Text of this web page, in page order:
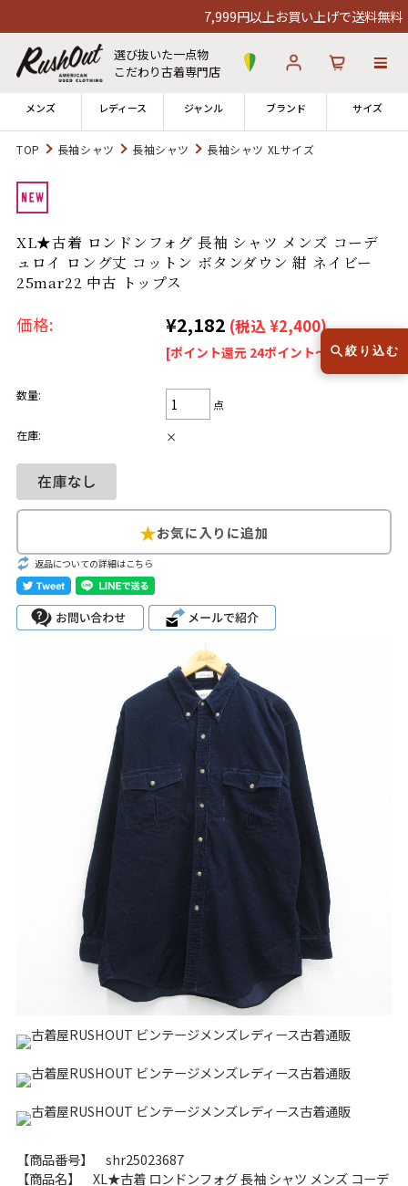
7,999円以上お買い上げで送料無料！12
選び抜いた一点物
こだわり古着専門店
メンズ レディース ジャンル ブランド サイズ
店舗一覧
全国7店舗・公式通販の比較 →
※対応不可：日祝、長期休暇、セール
Search by Hotword 今週のHOTワード（7/29〜8/4）
1 Tシャツ USA製
Search by Brandブランドから探す
チャンピオン
パタゴニア
カーハート ディッキーズ
アディダス ナイキ
リーバイス ラッセル・アスレ
チック
タ行
ラ行
Search by Itemアイテムから探す
ジャケット スウェット セーター
長袖シャツ 半袖シャツ Tシャツ
雑貨/小物
TOP 長袖シャツ 長袖シャツ 長袖シャツ XLサイズ
XL★古着 ロンドンフォグ 長袖 シャツ メンズ コーデ
ュロイ ロング丈 コットン ボタンダウン 紺 ネイビー
25mar22 中古 トップス
価格: ¥2,182 (税込 ¥2,400)
[ポイント還元 24ポイント～]
数量:
点
在庫:
×
返品についての詳細はこちら
【商品番号】 shr25023687
【商品名】 XL★古着 ロンドンフォグ 長袖 シャツ メンズ コーデ
絞り込む